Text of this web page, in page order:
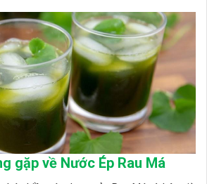
gặp về Nước Ép Rau Má